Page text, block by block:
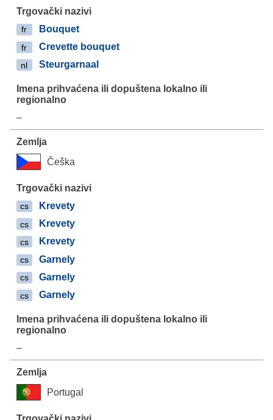
fr Bouquet
fr Crevette bouquet
nl Steurgarnaal
–
Češka
cs Krevety
cs Krevety
cs Krevety
cs Garnely
cs Garnely
cs Garnely
–
Portugal